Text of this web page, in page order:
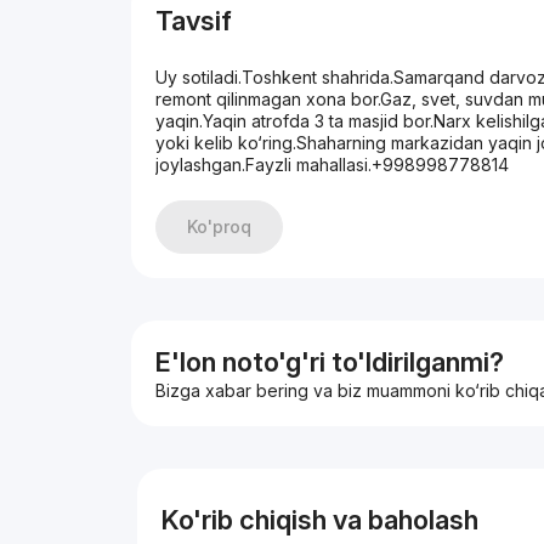
Tavsif
Uy sotiladi.Toshkent shahrida.Samarqand
remont qilinmagan xona bor.Gaz, svet, suvdan
yaqin.Yaqin atrofda 3 ta masjid bor.Narx
yoki kelib ko‘ring.Shaharning markazidan yaqin
joylashgan.Fayzli mahallasi.+998998778814
Ko'proq
E'lon noto'g'ri to'ldirilganmi?
Bizga xabar bering va biz muammoni ko‘rib
Ko'rib chiqish va baholash